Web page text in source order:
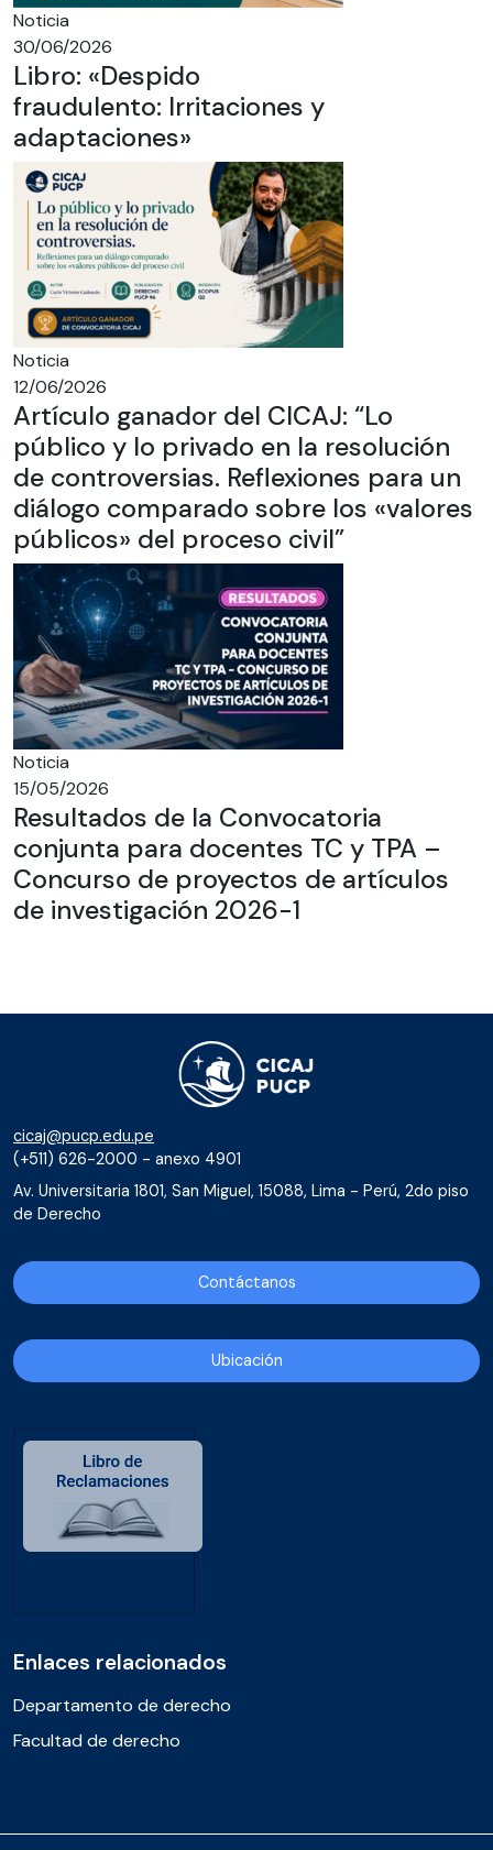
Noticia
30/06/2026
Libro: «Despido
fraudulento: Irritaciones y
adaptaciones»
Noticia
12/06/2026
Artículo ganador del CICAJ: “Lo
público y lo privado en la resolución
de controversias. Reflexiones para un
diálogo comparado sobre los «valores
públicos» del proceso civil”
Noticia
15/05/2026
Resultados de la Convocatoria
conjunta para docentes TC y TPA –
Concurso de proyectos de artículos
de investigación 2026-1
cicaj@pucp.edu.pe
(+511) 626-2000 - anexo 4901
Av. Universitaria 1801, San Miguel, 15088, Lima - Perú, 2do piso
de Derecho
Contáctanos
Ubicación
Enlaces relacionados
Departamento de derecho
Facultad de derecho